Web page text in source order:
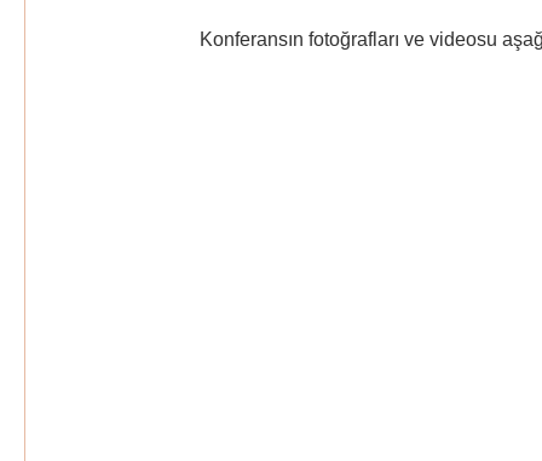
Konferansın fotoğrafları ve videosu aşağıda